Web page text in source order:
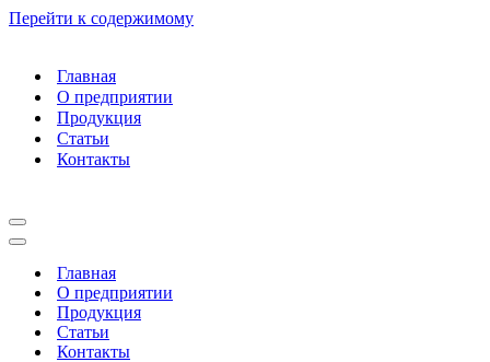
Перейти к содержимому
Главная
О предприятии
Продукция
Статьи
Контакты
Меню
навигации
Меню
навигацииГлавная
О предприятии
Продукция
Статьи
Контакты